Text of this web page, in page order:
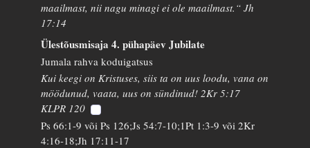
maailmast, nii nagu minagi ei ole maailmast.“ Jh
17:14
Ülestõusmisaja 4. pühapäev Jubilate
Jumala rahva koduigatsus
Kui keegi on Kristuses, siis ta on uus loodu, vana on
möödunud, vaata, uus on sündinud! 2Kr 5:17
KLPR 120
Ps 66:1-9 või Ps 126;Js 54:7-10;1Pt 1:3-9 või 2Kr
4:16-18;Jh 17:11-17